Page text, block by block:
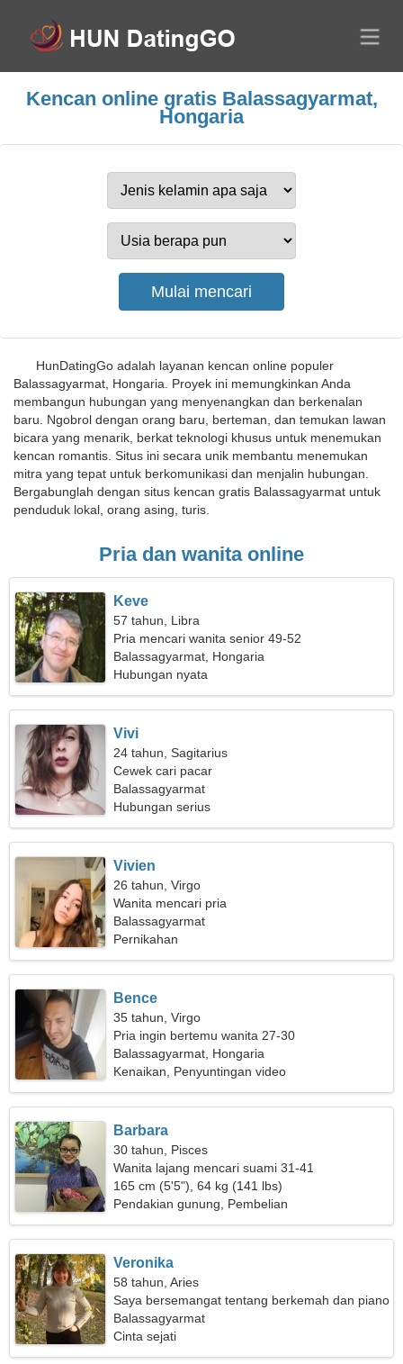
Kencan online gratis Balassagyarmat,
Hongaria
HunDatingGo adalah layanan kencan online populer
Balassagyarmat, Hongaria. Proyek ini memungkinkan Anda
membangun hubungan yang menyenangkan dan berkenalan
baru. Ngobrol dengan orang baru, berteman, dan temukan lawan
bicara yang menarik, berkat teknologi khusus untuk menemukan
kencan romantis. Situs ini secara unik membantu menemukan
mitra yang tepat untuk berkomunikasi dan menjalin hubungan.
Bergabunglah dengan situs kencan gratis Balassagyarmat untuk
penduduk lokal, orang asing, turis.
Pria dan wanita online
Keve
57 tahun, Libra
Pria mencari wanita senior 49-52
Balassagyarmat, Hongaria
Hubungan nyata
Vivi
24 tahun, Sagitarius
Cewek cari pacar
Balassagyarmat
Hubungan serius
Vivien
26 tahun, Virgo
Wanita mencari pria
Balassagyarmat
Pernikahan
Bence
35 tahun, Virgo
Pria ingin bertemu wanita 27-30
Balassagyarmat, Hongaria
Kenaikan, Penyuntingan video
Barbara
30 tahun, Pisces
Wanita lajang mencari suami 31-41
165 cm (5'5"), 64 kg (141 lbs)
Pendakian gunung, Pembelian
Veronika
58 tahun, Aries
Saya bersemangat tentang berkemah dan piano
Balassagyarmat
Cinta sejati